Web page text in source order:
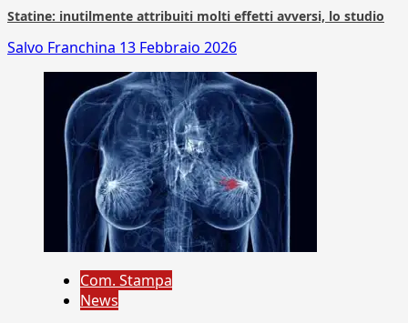
Statine: inutilmente attribuiti molti effetti avversi, lo studio
Salvo Franchina 13 Febbraio 2026
Com. Stampa
News